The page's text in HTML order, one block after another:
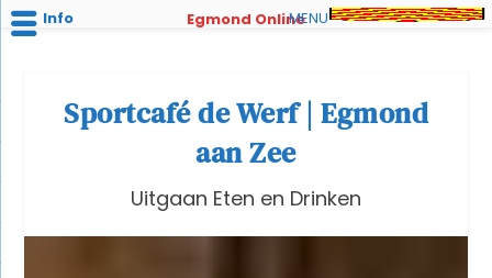
Sportcafé de Werf | Egmond
aan Zee
Uitgaan Eten en Drinken
Info Egmond OnlineMENU